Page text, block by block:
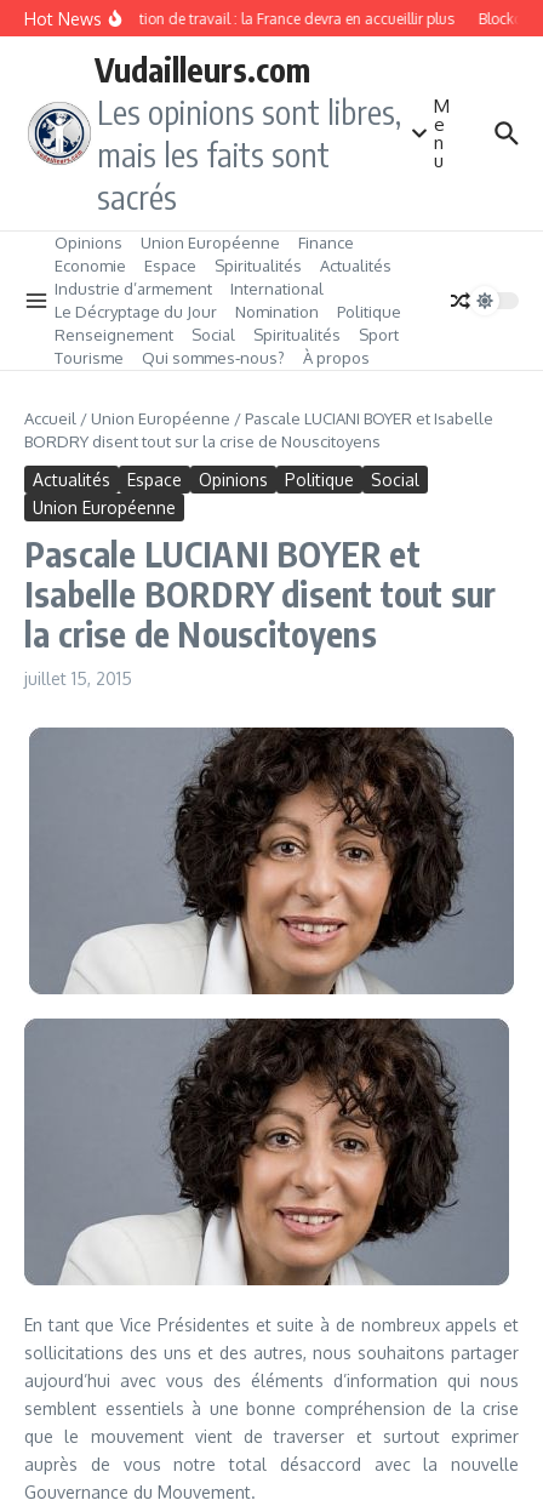
Aller au contenu
Hot NewsImmigration de travail : la France devra en accueillir plus
Vudailleurs.com
Les opinions sont libres,
mais les faits sont
sacrés
M
e
n
u
Opinions Union Européenne
Finance
Economie
Espace Spiritualités
Actualités
Industrie d’armement
International
Le Décryptage du Jour
Nomination
Politique
Renseignement
Social Spiritualités
Sport
Tourisme
Qui sommes‑nous? À propos
Accueil / Union Européenne / Pascale LUCIANI BOYER et Isabelle
BORDRY disent tout sur la crise de Nouscitoyens
Actualités Espace Opinions Politique
Social
Union Européenne
Pascale LUCIANI BOYER et
Isabelle BORDRY disent tout sur
la crise de Nouscitoyens
juillet 15, 2015
En tant que Vice Présidentes et suite à de nombreux appels et
sollicitations des uns et des autres, nous souhaitons partager
aujourd’hui avec vous des éléments d’information qui nous
semblent essentiels à une bonne compréhension de la crise
que le mouvement vient de traverser et surtout exprimer
auprès de vous notre total désaccord avec la nouvelle
Gouvernance du Mouvement.